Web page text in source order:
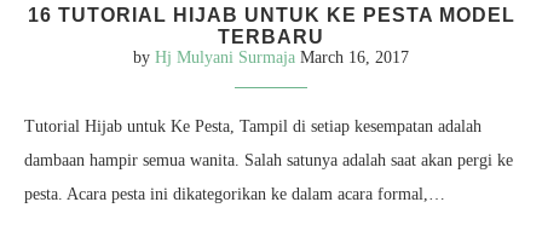
16 TUTORIAL HIJAB UNTUK KE PESTA MODEL
TERBARU
by Hj Mulyani Surmaja March 16, 2017
Tutorial Hijab untuk Ke Pesta, Tampil di setiap kesempatan adalah
dambaan hampir semua wanita. Salah satunya adalah saat akan pergi ke
pesta. Acara pesta ini dikategorikan ke dalam acara formal,…